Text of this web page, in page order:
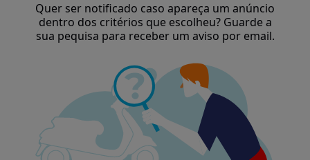
Quer ser notificado caso apareça um anúncio
dentro dos critérios que escolheu? Guarde a
sua pequisa para receber um aviso por email.